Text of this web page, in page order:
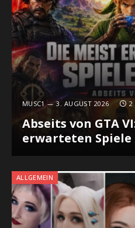
MUSC1 3. AUGUST 2026 2
Abseits von GTA
erwarteten Spiele
ALLGEMEIN